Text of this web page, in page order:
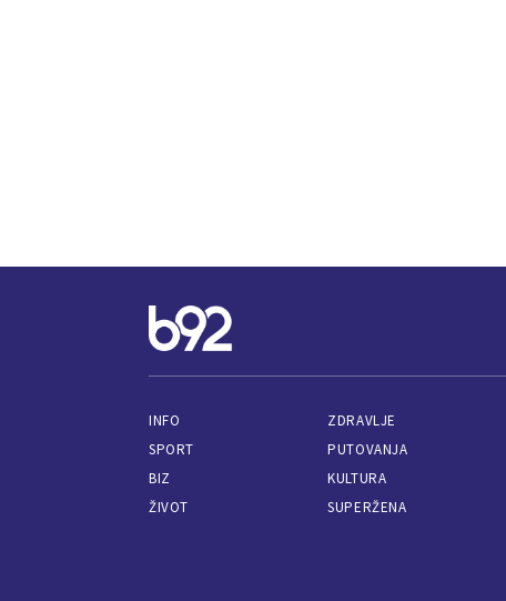
INFO
SPORT
BIZ
ŽIVOT
ZDRAVLJE
PUTOVANJA
KULTURA
SUPERŽENA